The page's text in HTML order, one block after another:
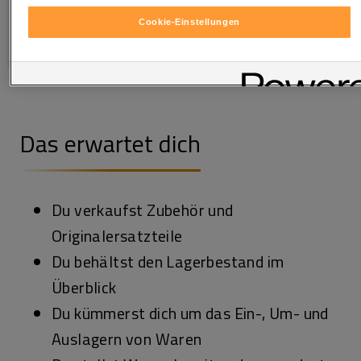
Das erwartet dich
Du verkaufst Zubehör und
Originalersatzteile
Du behältst den Lagerbestand im
Überblick
Du kümmerst dich um das Ein-, Um- und
Auslagern von Waren
Technologien einwilligen möchten. Eine erteilte Einwilligung können
unserer Cookie und Technologie Richtlinie sowie in den Technologie
Cookie-Einstellungen